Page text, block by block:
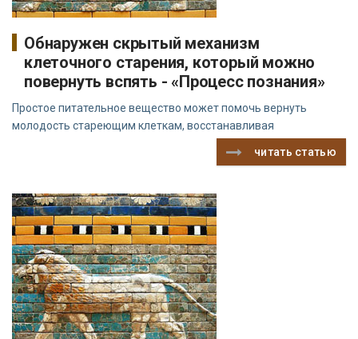
Обнаружен скрытый механизм
клеточного старения, который можно
повернуть вспять - «Процесс познания»
Простое питательное вещество может помочь вернуть
молодость стареющим клеткам, восстанавливая
читать статью